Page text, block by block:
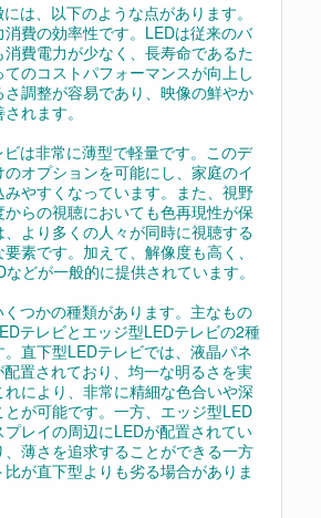
は、以下のような点があります。
消費の効率性です。LEDは従来のバ
消費電力が少なく、長寿命であるた
のコストパフォーマンスが向上し
さ調整が容易であり、映像の鮮やか
れます。
は非常に薄型で軽量です。このデ
オプションを可能にし、家庭のイ
みやすくなっています。また、視野
らの視聴においても色再現性が保
より多くの人々が同時に視聴する
素です。加えて、解像度も高く、
どが一般的に提供されています。
つかの種類があります。主なもの
テレビとエッジ型LEDテレビの2種
直下型LEDテレビでは、液晶パネ
置されており、均一な明るさを実
により、非常に精細な色合いや深
が可能です。一方、エッジ型LED
レイの周辺にLEDが配置されてい
、薄さを追求することができる一方
が直下型よりも劣る場合がありま